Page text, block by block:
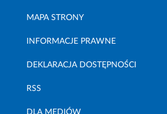
MAPA STRONY
INFORMACJE PRAWNE
DEKLARACJA DOSTĘPNOŚCI
RSS
DLA MEDIÓW